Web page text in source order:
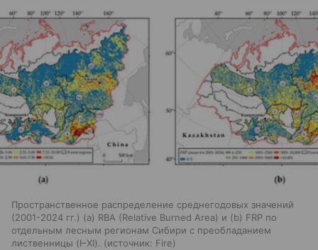
Пространственное распределение среднегодовых значений
(2001-2024 гг.) (а) RBA (Relative Burned Area) и (b) FRP по
отдельным лесным регионам Сибири с преобладанием
лиственницы (I–XI).
источник: Fire